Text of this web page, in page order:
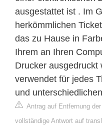
ausgestattet ist . Im
herkömmlichen
das zu Hause in
Ihrem an Ihren
Drucker ausgedruckt
verwendet für jedes
und
Antrag auf Entfernung
vollständige Antwort auf